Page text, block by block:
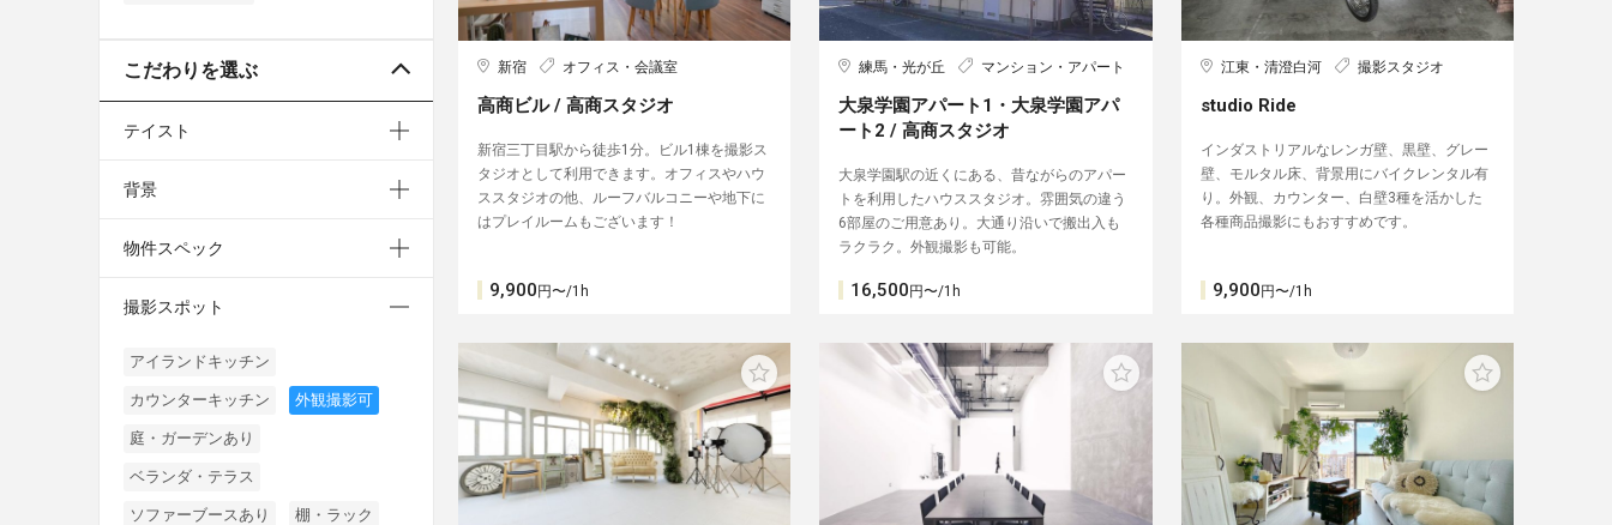
新宿 オフィス・会議室
高商ビル / 高商スタジオ
新宿三丁目駅から徒歩1分。ビル1棟を撮影ス
タジオとして利用できます。オフィスやハウ
ススタジオの他、ルーフバルコニーや地下に
はプレイルームもございます！
9,900 円〜/1h
練馬・光が丘 マンション・アパート
大泉学園アパート1・大泉学園アパ
ート2 / 高商スタジオ
大泉学園駅の近くにある、昔ながらのアパー
トを利用したハウススタジオ。雰囲気の違う
6部屋のご用意あり。大通り沿いで搬出入も
ラクラク。外観撮影も可能。
16,500 円〜/1h
江東・清澄白河 撮影スタジオ
studio Ride
インダストリアルなレンガ壁、黒壁、グレー
壁、モルタル床、背景用にバイクレンタル有
り。外観、カウンター、白壁3種を活かした
各種商品撮影にもおすすめです。
9,900 円〜/1h
こだわりを選ぶ
テイスト
背景
物件スペック
撮影スポット
アイランドキッチン
カウンターキッチン 外観撮影可
庭・ガーデンあり
ベランダ・テラス
ソファーブースあり 棚・ラック